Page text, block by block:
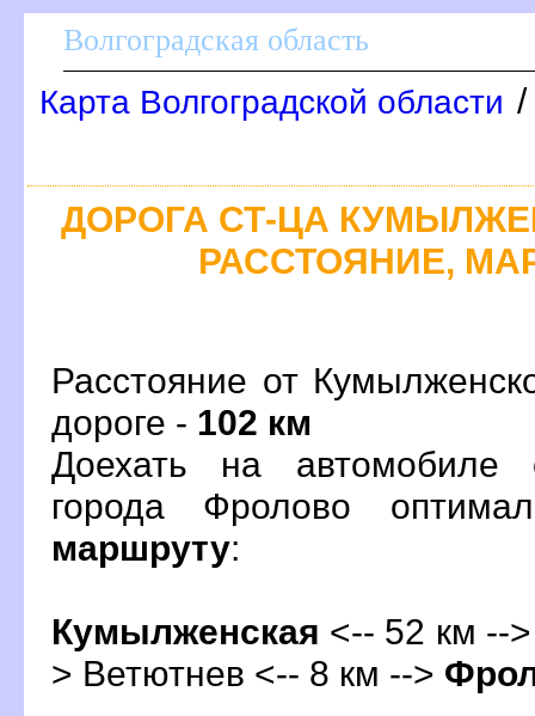
олгоградская область
Карта Волгоградской области /
ДОРОГА СТ-ЦА
РАССТОЯНИЕ,
Расстояние от
дороге - 102 км
Доехать на
орода Фролово
маршруту:
Кумылженская <-- 52 км --
> Ветютнев <-- 8 км -->